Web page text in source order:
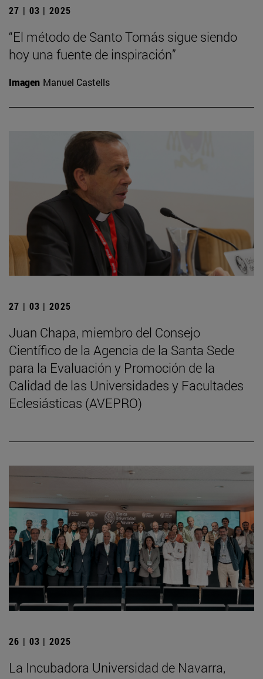
27 | 03 | 2025
“El método de Santo Tomás sigue siendo
hoy una fuente de inspiración”
Imagen Manuel Castells
27 | 03 | 2025
Juan Chapa, miembro del Consejo
Científico de la Agencia de la Santa Sede
para la Evaluación y Promoción de la
Calidad de las Universidades y Facultades
Eclesiásticas (AVEPRO)
26 | 03 | 2025
La Incubadora Universidad de Navarra,